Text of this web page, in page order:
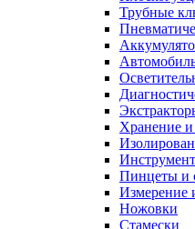
Трубные
Хранение
Пинцеты и
Измерение
Ножовки
Стамески